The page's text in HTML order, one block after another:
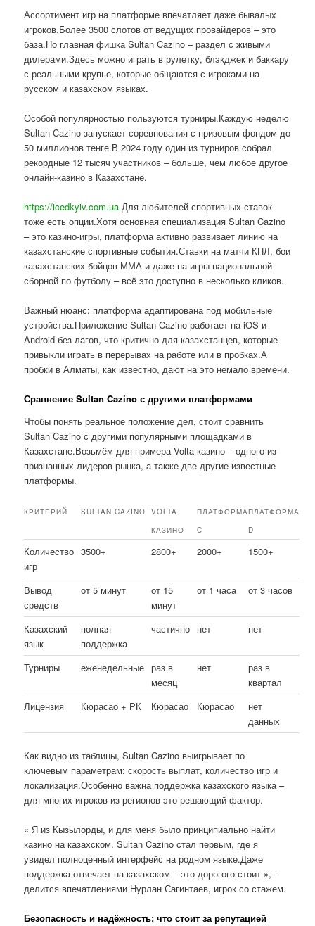
Ассортимент игр на платформе впечатляет даже бывалых
игроков.Более 3500 слотов от ведущих провайдеров – это
база.Но главная фишка Sultan Cazino – раздел с живыми
дилерами.Здесь можно играть в рулетку, блэкджек и баккару
с реальными крупье, которые общаются с игроками на
русском и казахском языках.
Особой популярностью пользуются турниры.Каждую неделю
Sultan Cazino запускает соревнования с призовым фондом до
50 миллионов тенге.В 2024 году один из турниров собрал
рекордные 12 тысяч участников – больше, чем любое другое
онлайн-казино в Казахстане.
https://icedkyiv.com.ua Для любителей спортивных ставок
тоже есть опции.Хотя основная специализация Sultan Cazino
– это казино-игры, платформа активно развивает линию на
казахстанские спортивные события.Ставки на матчи КПЛ, бои
казахстанских бойцов ММА и даже на игры национальной
сборной по футболу – всё это доступно в несколько кликов.
Важный нюанс: платформа адаптирована под мобильные
устройства.Приложение Sultan Cazino работает на iOS и
Android без лагов, что критично для казахстанцев, которые
привыкли играть в перерывах на работе или в пробках.А
пробки в Алматы, как известно, дают на это немало времени.
Сравнение Sultan Cazino с другими платформами
Чтобы понять реальное положение дел, стоит сравнить
Sultan Cazino с другими популярными площадками в
Казахстане.Возьмём для примера Volta казино – одного из
признанных лидеров рынка, а также две другие известные
платформы.
КРИТЕРИЙ SULTAN CAZINO
VOLTA
КАЗИНО
ПЛАТФОРМА
C
ПЛАТФОРМА
D
Количество
игр
3500+ 2800+ 2000+ 1500+
Вывод
средств
от 5 минут
от 15
минут
от 1 часа от 3 часов
Казахский
язык
полная
поддержка
частично нет нет
Турниры еженедельные раз в
месяц
нет
раз в
квартал
Лицензия
Кюрасао + РК Кюрасао Кюрасао
нет
данных
Как видно из таблицы, Sultan Cazino выигрывает по
ключевым параметрам: скорость выплат, количество игр и
локализация.Особенно важна поддержка казахского языка –
для многих игроков из регионов это решающий фактор.
« Я из Кызылорды, и для меня было принципиально найти
казино на казахском. Sultan Cazino стал первым, где я
увидел полноценный интерфейс на родном языке.Даже
поддержка отвечает на казахском – это дорогого стоит », –
делится впечатлениями Нурлан Сагинтаев, игрок со стажем.
Безопасность и надёжность: что стоит за репутацией